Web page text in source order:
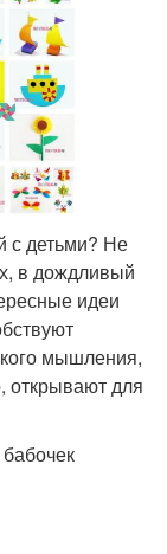
с детьми? Не
в дождливый
идеи
мышления,
открывают для